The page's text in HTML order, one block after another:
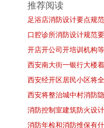
推荐阅读
足浴店消防设计要点规
口腔诊所消防设计规范
开店开公司开培训机构
西安南大街一银行大楼
西安经开区居民小区将
西安将整治城中村消防
消防控制室建筑防火设计
消防年检和消防维保有